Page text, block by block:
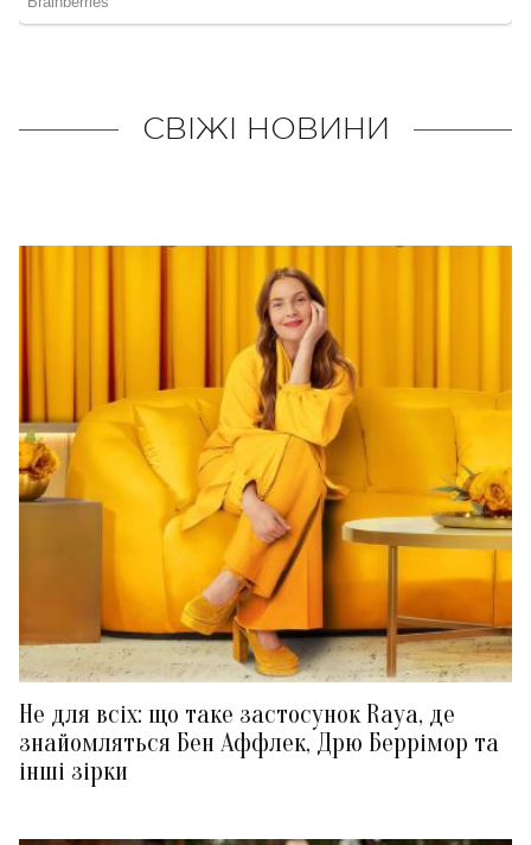
СВІЖІ НОВИНИ
Не для всіх: що таке застосунок Raya, де
знайомляться Бен Аффлек, Дрю Беррімор та
інші зірки